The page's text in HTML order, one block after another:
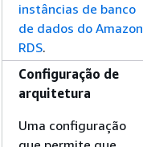
instâncias de banco
de dados do Amazon
RDS.
Configuração de
arquitetura
Uma configuração